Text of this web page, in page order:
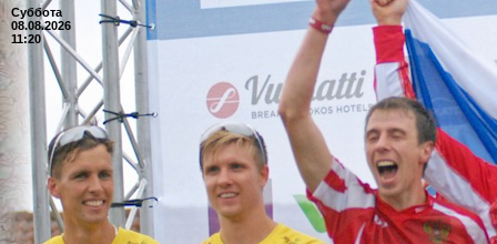
Суббота
08.08.2026
11:20